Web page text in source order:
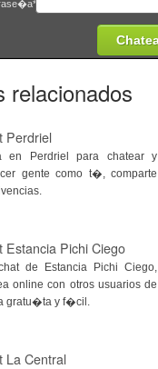
relacionados
Perdriel
en Perdriel para chatear y
gente como t�, comparte
Estancia Pichi Ciego
de Estancia Pichi Ciego,
online con otros usuarios de
gratu�ta y f�cil.
La Central